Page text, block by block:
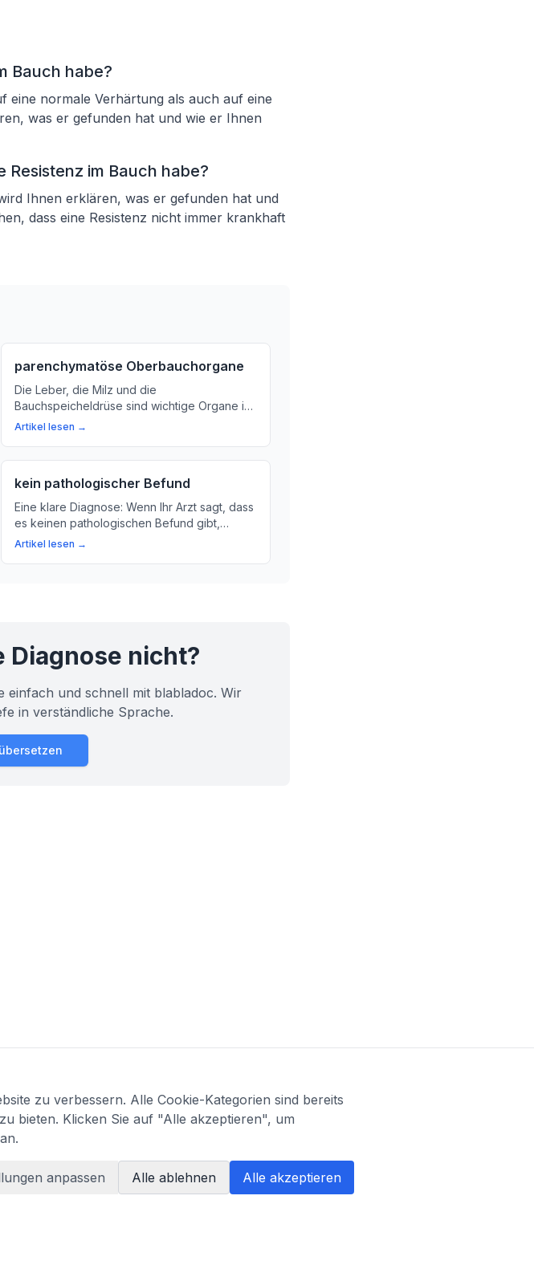
Bauch habe?
eine normale Verhärtung als auch auf eine
was er gefunden hat und wie er Ihnen
im Bauch habe?
Ihnen erklären, was er gefunden hat und
dass eine Resistenz nicht immer krankhaft
parenchymatöse Oberbauchorgane
Die Leber, die Milz und die
Bauchspeicheldrüse sind wichtige Organe im
Oberbauch. Wir erklären, was sie tun und
Artikel lesen →
kein pathologischer Befund
Eine klare Diagnose: Wenn Ihr Arzt sagt, dass
es keinen pathologischen Befund gibt,
bedeutet das, dass er keine krankhaften
Artikel lesen →
Diagnose nicht?
einfach und schnell mit blabladoc. Wir
in verständliche Sprache.
zu verbessern. Alle Cookie-Kategorien sind bereits
bieten. Klicken Sie auf "Alle akzeptieren", um
anpassen Alle ablehnen Alle akzeptieren